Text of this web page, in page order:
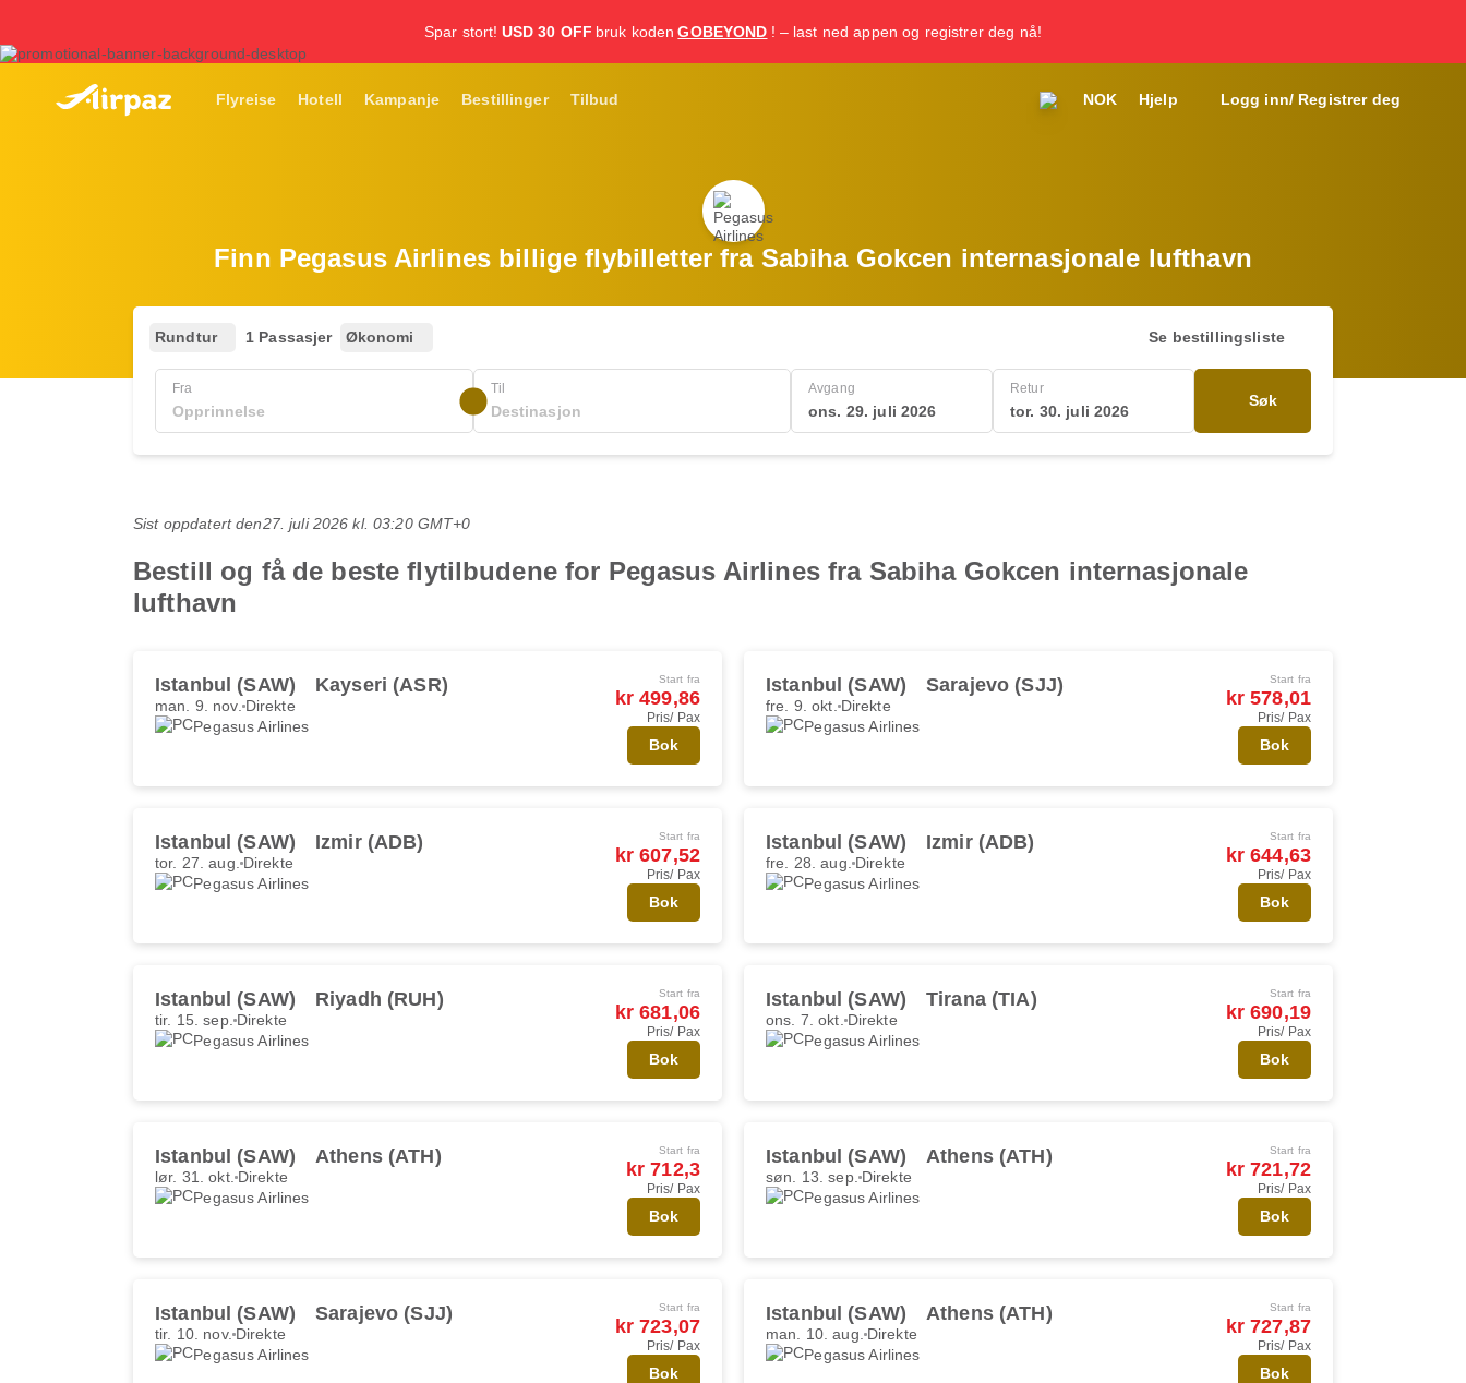
Spar stort! USD 30 OFF bruk koden GOBEYOND ! – last ned appen og registrer deg nå!
Flyreise Hotell Kampanje Bestillinger Tilbud NOK Hjelp Logg inn/ Registrer deg
Finn Pegasus Airlines billige flybilletter fra Sabiha Gokcen internasjonale lufthavn
Rundtur 1 Passasjer Økonomi Se bestillingsliste
Fra Til Avgang
ons. 29. juli 2026
Retur
tor. 30. juli 2026
Søk
Sist oppdatert den27. juli 2026 kl. 03:20 GMT+0
Bestill og få de beste flytilbudene for Pegasus Airlines fra Sabiha Gokcen internasjonale
lufthavn
Istanbul (SAW) Kayseri (ASR)
man. 9. nov. Direkte
Pegasus Airlines
Start fra
kr 499,86
Pris/ Pax
Bok
Istanbul (SAW) Sarajevo (SJJ)
fre. 9. okt. Direkte
Pegasus Airlines
Start fra
kr 578,01
Pris/ Pax
Bok
Istanbul (SAW) Izmir (ADB)
tor. 27. aug. Direkte
Pegasus Airlines
Start fra
kr 607,52
Pris/ Pax
Bok
Istanbul (SAW) Izmir (ADB)
fre. 28. aug. Direkte
Pegasus Airlines
Start fra
kr 644,63
Pris/ Pax
Bok
Istanbul (SAW) Riyadh (RUH)
tir. 15. sep. Direkte
Pegasus Airlines
Start fra
kr 681,06
Pris/ Pax
Bok
Istanbul (SAW) Tirana (TIA)
ons. 7. okt. Direkte
Pegasus Airlines
Start fra
kr 690,19
Pris/ Pax
Bok
Istanbul (SAW) Athens (ATH)
lør. 31. okt. Direkte
Pegasus Airlines
Start fra
kr 712,3
Pris/ Pax
Bok
Istanbul (SAW) Athens (ATH)
søn. 13. sep. Direkte
Pegasus Airlines
Start fra
kr 721,72
Pris/ Pax
Bok
Istanbul (SAW) Sarajevo (SJJ)
tir. 10. nov. Direkte
Pegasus Airlines
Start fra
kr 723,07
Pris/ Pax
Bok
Istanbul (SAW) Athens (ATH)
man. 10. aug. Direkte
Pegasus Airlines
Start fra
kr 727,87
Pris/ Pax
Bok